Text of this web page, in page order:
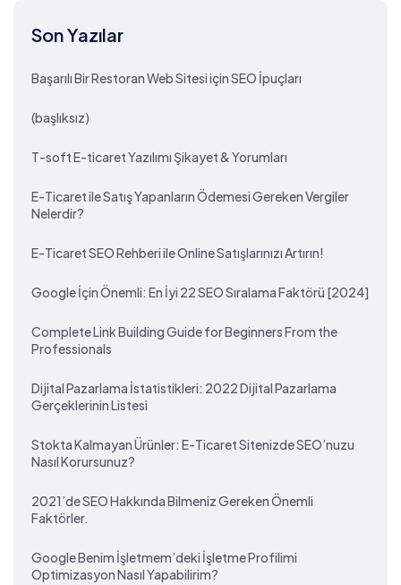
Son Yazılar
Başarılı Bir Restoran Web Sitesi için SEO İpuçları
(başlıksız)
T-soft E-ticaret Yazılımı Şikayet & Yorumları
E-Ticaret ile Satış Yapanların Ödemesi Gereken Vergiler
Nelerdir?
E-Ticaret SEO Rehberi ile Online Satışlarınızı Artırın!
Google İçin Önemli: En İyi 22 SEO Sıralama Faktörü [2024]
Complete Link Building Guide for Beginners From the
Professionals
Dijital Pazarlama İstatistikleri: 2022 Dijital Pazarlama
Gerçeklerinin Listesi
Stokta Kalmayan Ürünler: E-Ticaret Sitenizde SEO’nuzu
Nasıl Korursunuz?
2021’de SEO Hakkında Bilmeniz Gereken Önemli
Faktörler.
Google Benim İşletmem’deki İşletme Profilimi
Optimizasyon Nasıl Yapabilirim?